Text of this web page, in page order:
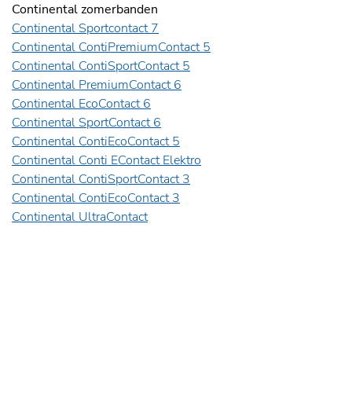
Continental zomerbanden
Continental Sportcontact 7
Continental ContiPremiumContact 5
Continental ContiSportContact 5
Continental PremiumContact 6
Continental EcoContact 6
Continental SportContact 6
Continental ContiEcoContact 5
Continental Conti EContact Elektro
Continental ContiSportContact 3
Continental ContiEcoContact 3
Continental UltraContact